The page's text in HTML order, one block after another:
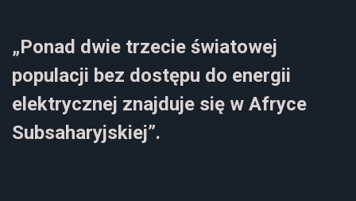
„Ponad dwie trzecie światowej
populacji bez dostępu do energii
elektrycznej znajduje się w Afryce
Subsaharyjskiej”.